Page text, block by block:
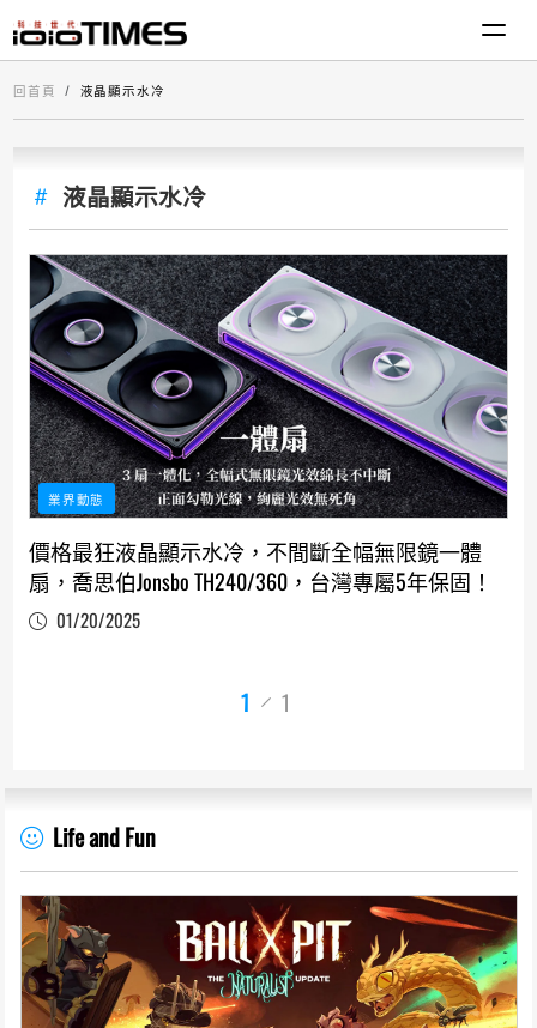
回首頁 液晶顯示水冷
液晶顯示水冷
業界動態
價格最狂液晶顯示水冷，不間斷全幅無限鏡一體
扇，喬思伯Jonsbo TH240/360，台灣專屬5年保固！
01/20/2025
1 1
Life and Fun